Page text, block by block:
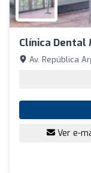
Clínica Dental
Av. República
Ver e-